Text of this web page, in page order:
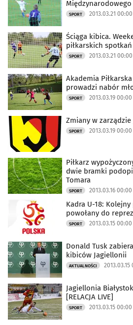
SPORT 2013.03.21 00:00
Ściąga kibica.
piłkarskich spotkań
SPORT 2013.03.21 00:00
Akademia
prowadzi nabór
SPORT 2013.03.19 00:00
Zmiany w
SPORT 2013.03.19 00:00
Piłkarz
dwie bramki
Tomara
SPORT 2013.03.16 00:00
Kadra U-18:
powołany do
SPORT 2013.03.15 00:00
Donald Tusk
kibiców Jagiellonii
AKTUALNOŚCI 2013.03.15
Jagiellonia
[RELACJA LIVE]
SPORT 2013.03.15 00:00